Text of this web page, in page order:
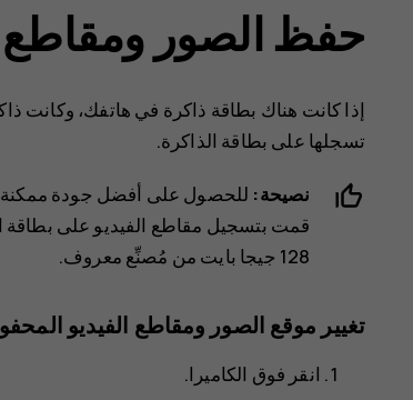
حفظ الصور ومقاطع
إذا كانت هناك بطاقة ذاكرة في هاتفك، وكانت
تسجلها على بطاقة الذاكرة.
نصيحة: للحصول على أفضل جودة ممكنة
128 جيجا بايت من مُصنِّع معروف.
تغيير موقع الصور ومقاطع الفيديو
انقر فوق الكاميرا.